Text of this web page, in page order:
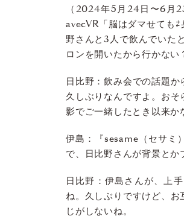
（2024年5月24日〜6月
avecVR「脳はダマせても
野さんと3人で飲んでいた
ロンを開いたから行かない
日比野：飲み会での話題
久しぶりなんですよ。お
影でご一緒したとき以来か
伊島：『sesame（セサミ
で、日比野さんが背景とか
日比野：伊島さんが、上
ね。久しぶりですけど、
じがしないね。